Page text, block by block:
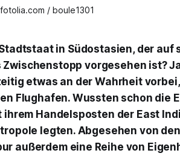
/ boule1301
in Südostasien, der auf
vorgesehen ist?
etwas an der Wahrheit
Flughafen. Wussten schon die
Handelsposten der East
legten. Abgesehen von den
außerdem eine Reihe von